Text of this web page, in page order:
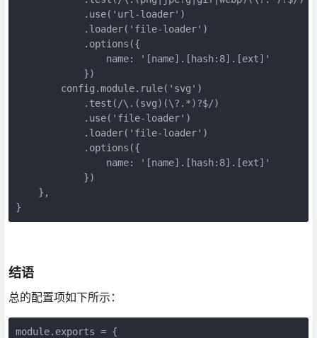
            .use('url-loader')
            .loader('file-loader')
            .options({
                name: '[name].[hash:8].[ext]'
            })
        config.module.rule('svg')
            .test(/\.(svg)(\?.*)?$/)
            .use('file-loader')
            .loader('file-loader')
            .options({
                name: '[name].[hash:8].[ext]'
            })
    },
}
结语
总的配置项如下所示：
module.exports = {